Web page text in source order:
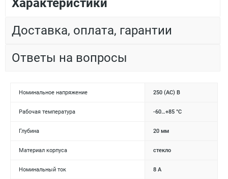
Характеристики
Доставка, оплата, гарантии
Ответы на вопросы
Номинальное напряжение 250 (АС) В
Рабочая температура -60…+85 °С
Глубина 20 мм
Материал корпуса стекло
Номинальный ток 8 А